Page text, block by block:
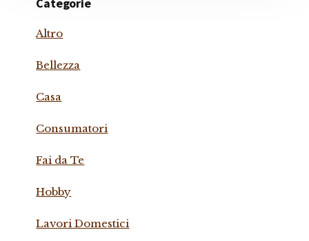
Altro
Bellezza
Casa
Consumatori
Fai da Te
Hobby
Lavori Domestici